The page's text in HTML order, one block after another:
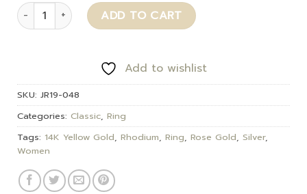
Sydney quantity ADD TO CART
Add to wishlist
SKU: JR19-048
Categories: Classic, Ring
Tags: 14K Yellow Gold, Rhodium, Ring, Rose Gold, Silver,
Women